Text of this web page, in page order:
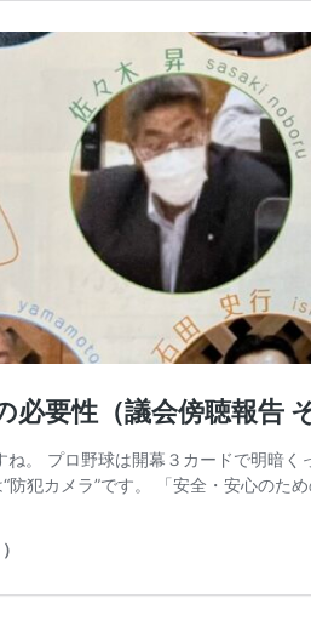
必要性（議会傍聴報告
。 プロ野球は開幕３カードで明暗
防犯カメラ”です。 「安全・安心のた